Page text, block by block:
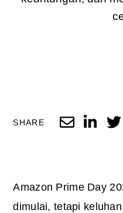
SHARE
Amazon Prime Day
dimulai, tetapi